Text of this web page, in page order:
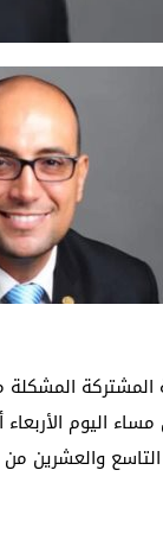
المشتركة
اليوم
والعشرين